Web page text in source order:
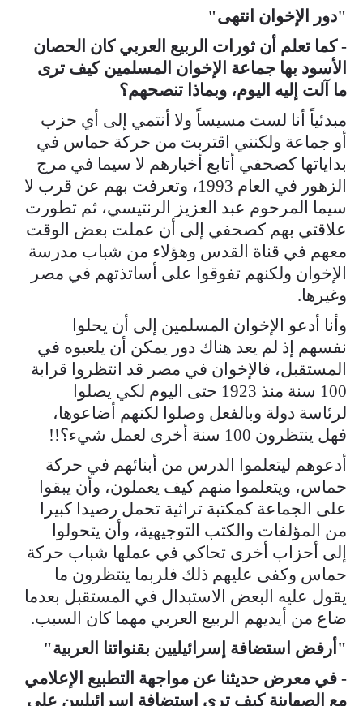
"دور الإخوان انتهى"
- كما تعلم أن ثورات الربيع العربي كان الحصان
الأسود بها جماعة الإخوان المسلمين كيف ترى
ما آلت إليه اليوم، وبماذا تنصحهم؟
مبدئياً أنا لست مسيساً ولا أنتمي إلى أي حزب
أو جماعة ولكنني اقتربت من حركة حماس في
بداياتها كصحفي أتابع أخبارهم لا سيما في مرج
الزهور في العام 1993، وتعرفت بهم عن قرب لا
سيما المرحوم عبد العزيز الرنتيسي، ثم تطورت
علاقتي بهم كصحفي إلى أن عملت بعض الوقت
معهم في قناة القدس وهؤلاء من شباب مدرسة
الإخوان ولكنهم تفوقوا على أساتذتهم في مصر
وغيرها.
وأنا أدعو الإخوان المسلمين إلى أن يحلوا
نفسهم إذ لم يعد هناك دور يمكن أن يلعبوه في
المستقبل، فالإخوان في مصر قد انتظروا قرابة
100 سنة منذ 1923 حتى اليوم لكي يصلوا
لرئاسة دولة وبالفعل وصلوا لكنهم أضاعوها،
فهل ينتظرون 100 سنة أخرى لعمل شيء؟!!
أدعوهم ليتعلموا الدرس من أبنائهم في حركة
حماس، ويتعلموا منهم كيف يعملون، وأن يبقوا
على الجماعة كمكتبة تراثية تحمل رصيدا كبيرا
من المؤلفات والكتب التوجيهية، وأن يتحولوا
إلى أحزاب أخرى تحاكي في عملها شباب حركة
حماس وكفى عليهم ذلك فلربما ينتظرون ما
يقول عليه البعض الاستبدال في المستقبل بعدما
ضاع من أيديهم الربيع العربي مهما كان السبب.
"أرفض استضافة إسرائيليين بقنواتنا العربية"
- في معرض حديثنا عن مواجهة التطبيع الإعلامي
مع الصهاينة كيف ترى استضافة إسرائيليين على